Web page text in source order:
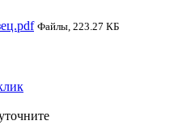
Файлы, 223.27 КБ